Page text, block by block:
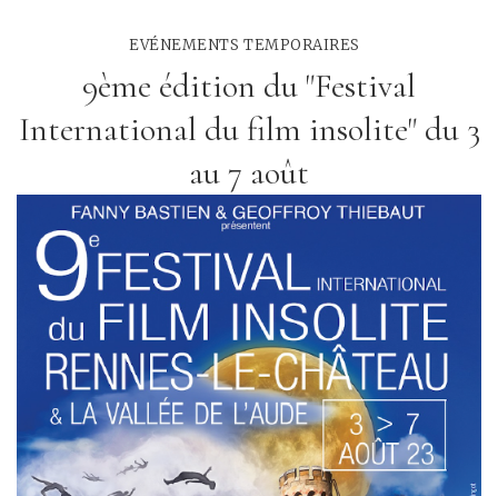
EVÉNEMENTS TEMPORAIRES
9ème édition du "Festival
International du film insolite" du 3
au 7 août